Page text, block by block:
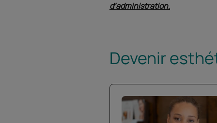
d’administration.
Devenir